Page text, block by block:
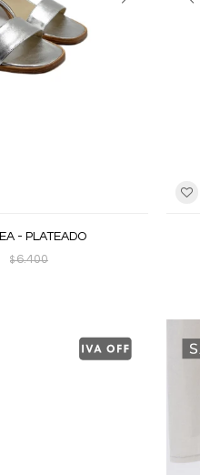
- PLATEADO
$6.400